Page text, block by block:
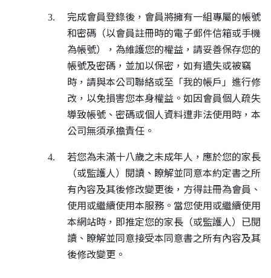
3. 完成會員登錄後，會員將擁有一組專屬的帳號
和密碼（以會員註冊時的電子郵件信箱或手機
為帳號），為維護您的權益，請妥善保存您的
帳號及密碼，並加以保密，如有遺失或被竊
時，請與本公司聯絡或至「我的帳戶」進行修
改，以免損害您本身權益。如因會員個人疏失
導致帳號、密碼或個人資料遭非法使用時，本
公司無須承擔責任。
4. 若您為未滿十八歲之未成年人，應於您的家長
（或監護人）閱讀、瞭解並同意本約定書之所
有內容及其後修改變更後，方得註冊為會員、
使用或繼續使用本服務。當您使用或繼續使用
本網站時，即推定您的家長（或監護人）已閱
讀、瞭解並同意接受本同意書之所有內容及其
後修改變更。